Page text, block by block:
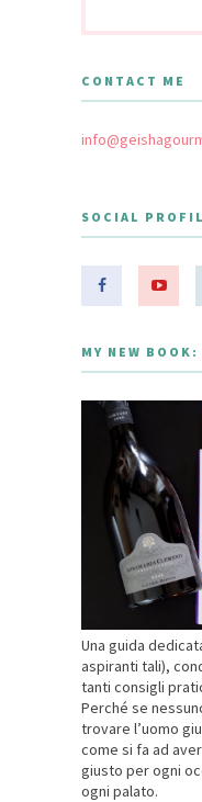
CONTACT ME
SOCIAL
MY NEW
Una guida
aspiranti tali),
tanti consigli
Perché se
trovare l’uomo
come si fa ad
giusto per ogni
ogni palato.